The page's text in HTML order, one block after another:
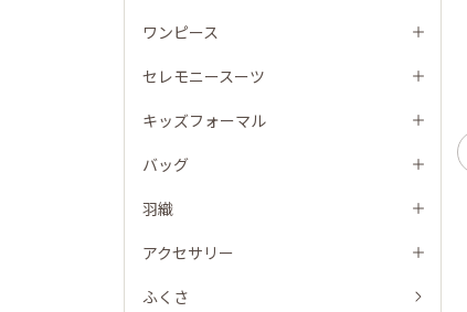
ワンピース
セレモニースーツ
キッズフォーマル
バッグ
羽織
アクセサリー
ふくさ